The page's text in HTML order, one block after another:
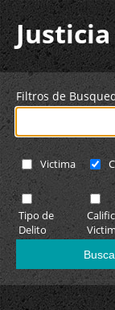
Justicia
Filtros de
Victima
Tipo de
Delito